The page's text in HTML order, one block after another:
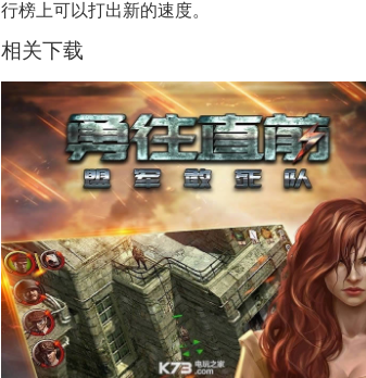
行榜上可以打出新的速度。
相关下载